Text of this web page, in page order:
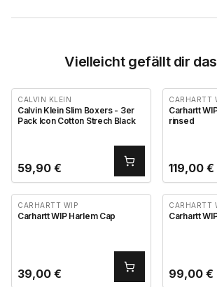
Vielleicht gefällt dir
CALVIN KLEIN
Calvin Klein Slim Boxers - 3er
Pack Icon Cotton Strech Black
59,90 €
CARHARTT
Carhartt
rinsed
119,00 €
CARHARTT WIP
Carhartt WIP Harlem Cap
39,00 €
CARHARTT
Carhartt
99,00 €